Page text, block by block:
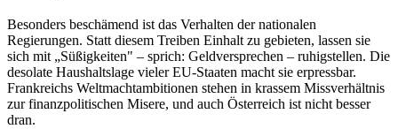
Besonders beschämend ist das Verhalten der nationalen
Regierungen. Statt diesem Treiben Einhalt zu gebieten, lassen sie
sich mit „Süßigkeiten" – sprich: Geldversprechen – ruhigstellen. Die
desolate Haushaltslage vieler EU-Staaten macht sie erpressbar.
Frankreichs Weltmachtambitionen stehen in krassem Missverhältnis
zur finanzpolitischen Misere, und auch Österreich ist nicht besser
dran.